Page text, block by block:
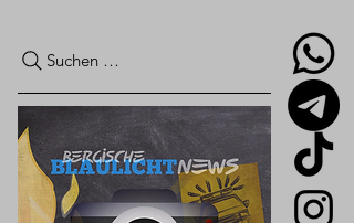
Suchen …